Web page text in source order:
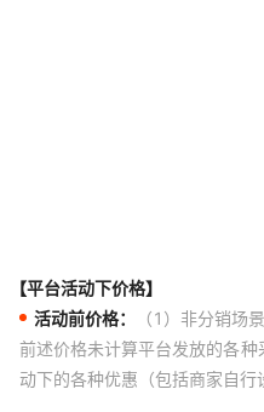
【平台活动下价格】
活动前价格：
（1）非分销场
前述价格未计算平台发放的各
动下的各种优惠（包括商家自行